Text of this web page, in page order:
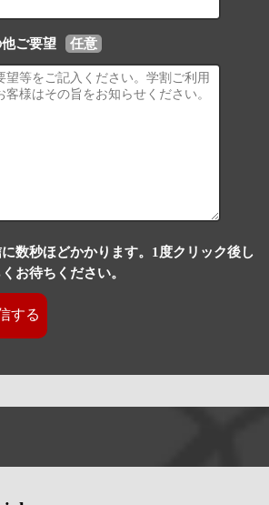
ご要望 任意
数秒ほどかかります。1度クリック後し
お待ちください。